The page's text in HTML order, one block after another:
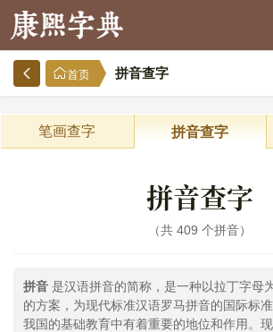
首页 拼音查字
笔画查字 拼音查字
拼音查字
共 409 个拼音
拼音 是汉语拼音的简称，是一种以拉丁字母
的方案，为现代标准汉语罗马拼音的国际标
我国的基础教育中有着重要的地位和作用。